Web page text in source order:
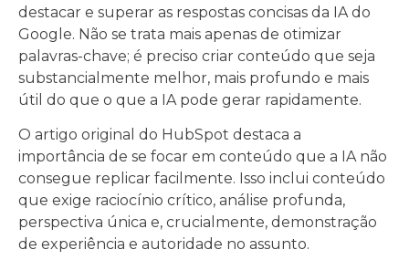
destacar e superar as respostas concisas da IA do
Google. Não se trata mais apenas de otimizar
palavras-chave; é preciso criar conteúdo que seja
substancialmente melhor, mais profundo e mais
útil do que o que a IA pode gerar rapidamente.
O artigo original do HubSpot destaca a
importância de se focar em conteúdo que a IA não
consegue replicar facilmente. Isso inclui conteúdo
que exige raciocínio crítico, análise profunda,
perspectiva única e, crucialmente, demonstração
de experiência e autoridade no assunto.